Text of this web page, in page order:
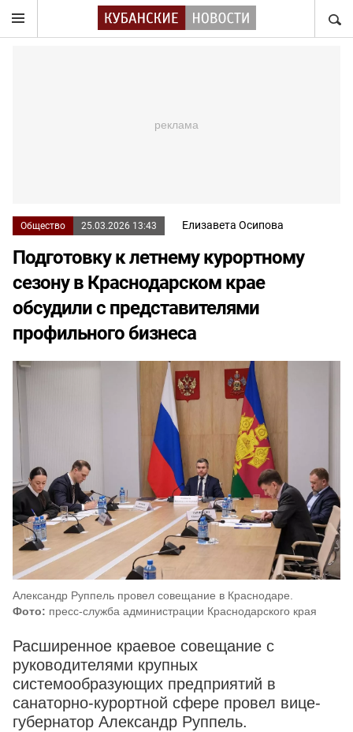
Общество 25.03.2026 13:43 Елизавета Осипова
Подготовку к летнему курортному
сезону в Краснодарском крае
обсудили с представителями
профильного бизнеса
Александр Руппель провел совещание в Краснодаре.
Фото: пресс-служба администрации Краснодарского края
Расширенное краевое совещание с
руководителями крупных
системообразующих предприятий в
санаторно-курортной сфере провел вице-
губернатор Александр Руппель.